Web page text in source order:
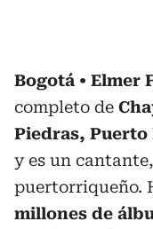
Bogotá Elmer
completo de
Piedras, Puerto
y es un
puertorriqueño.
millones de